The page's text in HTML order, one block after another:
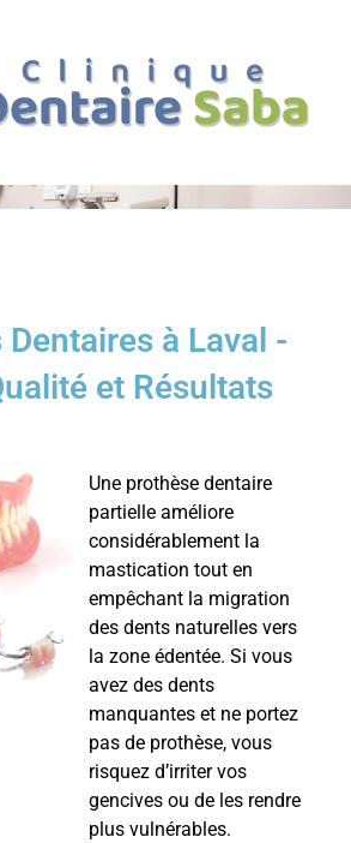
à Laval -
et Résultats
Une prothèse dentaire
partielle améliore
considérablement la
mastication tout en
empêchant la migration
des dents naturelles vers
la zone édentée. Si vous
avez des dents
manquantes et ne portez
pas de prothèse, vous
risquez d’irriter vos
gencives ou de les rendre
plus vulnérables.